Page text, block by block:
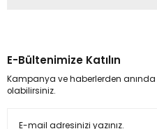
kullanarak tarafımıza
Görüş ve önerileriniz için
Ürün açıklamasında eksik
E-Bültenimize Katılın
Kampanya ve haberlerden
olabilirsiniz.